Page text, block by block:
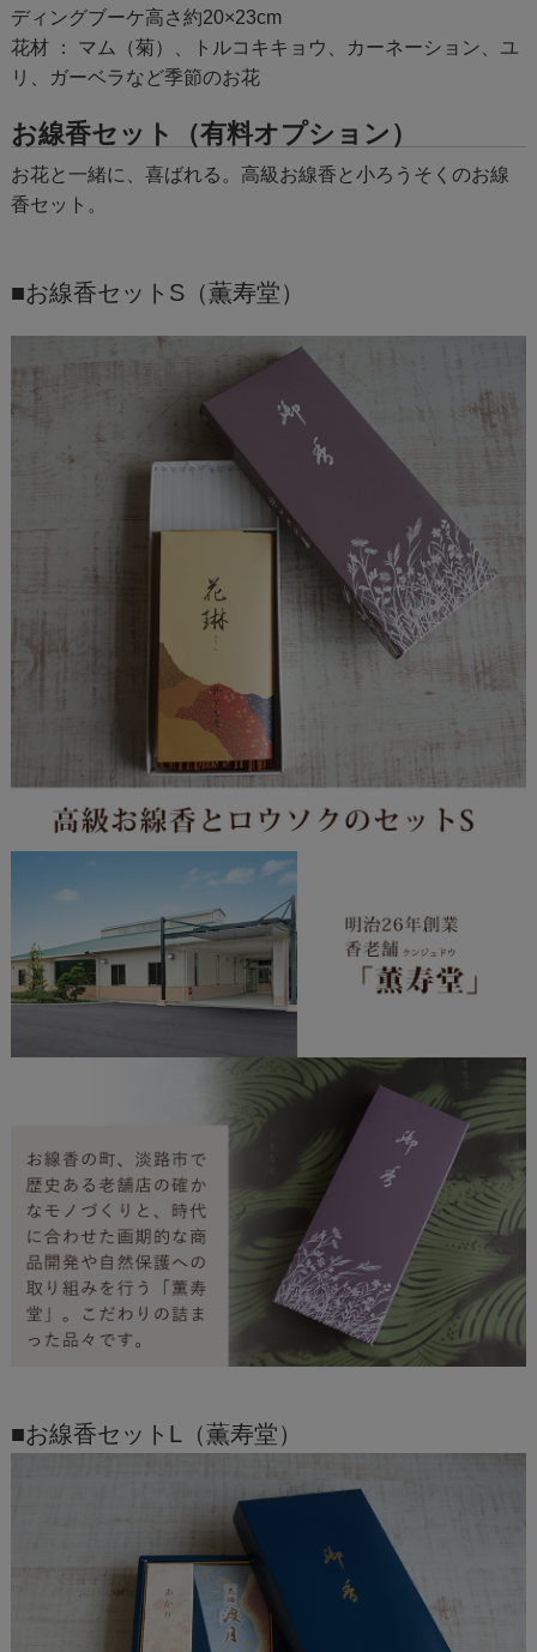
ディングブーケ高さ約20×23cm
花材 ： マム（菊）、トルコキキョウ、カーネーション、ユ
リ、ガーベラなど季節のお花
お線香セット（有料オプション）
お花と一緒に、喜ばれる。高級お線香と小ろうそくのお線
香セット。
■お線香セットS（薫寿堂）
■お線香セットL（薫寿堂）